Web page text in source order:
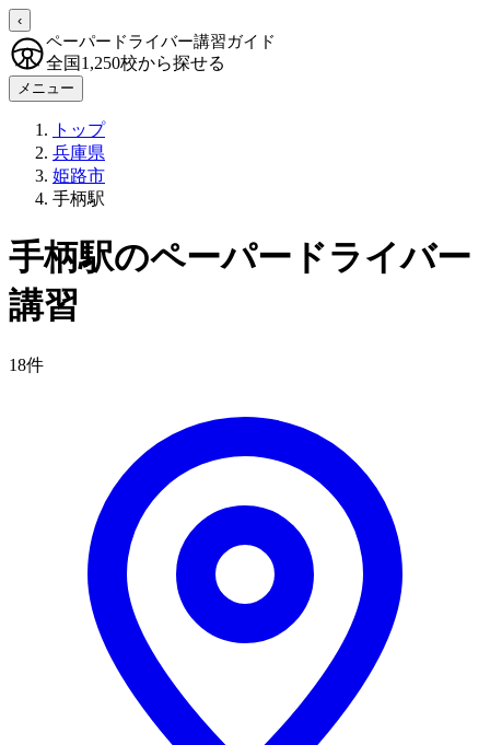
‹
ペーパードライバー講習ガイド
全国1,250校から探せる
メニュー
トップ
兵庫県
姫路市
手柄駅
手柄駅のペーパードライバー
講習
18件